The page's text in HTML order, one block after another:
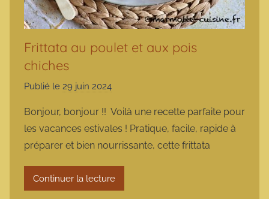
Frittata au poulet et aux pois
chiches
Publié le 29 juin 2024
r
m
a
r
m
Bonjour, bonjour !! Voilà une recette parfaite pour
les vacances estivales ! Pratique, facile, rapide à
préparer et bien nourrissante, cette frittata
Continuer la lecture